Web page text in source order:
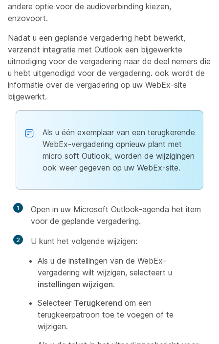
andere optie voor de audioverbinding kiezen,
enzovoort.
Nadat u een geplande vergadering hebt bewerkt,
verzendt integratie met Outlook een bijgewerkte
uitnodiging voor de vergadering naar de deel nemers die
u hebt uitgenodigd voor de vergadering. ook wordt de
informatie over de vergadering op uw WebEx-site
bijgewerkt.
Als u één exemplaar van een terugkerende
WebEx-vergadering opnieuw plant met
micro soft Outlook, worden de wijzigingen
ook weer gegeven op uw WebEx-site.
1
Open in uw Microsoft Outlook-agenda het item
voor de geplande vergadering.
2
U kunt het volgende wijzigen:
Als u de instellingen van de WebEx-
vergadering wilt wijzigen, selecteert u
instellingen wijzigen.
Selecteer Terugkerend om een
terugkeerpatroon toe te voegen of te
wijzigen.